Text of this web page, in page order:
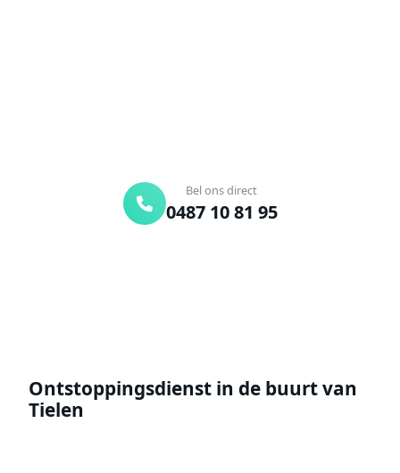
Bel ons direct
0487 10 81 95
Ontstoppingsdienst in de buurt van
Tielen